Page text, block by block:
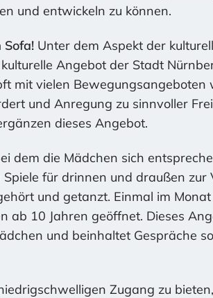
und entwickeln zu können.
Unter dem Aspekt der
Angebot der Stadt
mit vielen
und Anregung zu sinnvoller
dieses Angebot.
dem die Mädchen sich
für drinnen und draußen
und getanzt. Einmal im
ab 10 Jahren geöffnet. Dieses
und beinhaltet Gespräche
Zugang zu